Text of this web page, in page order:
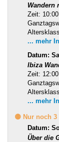
Wandern
Zeit:
... mehr
Datum:
Ibiza
Zeit:
... mehr
🟡 Nur noch
Datum:
Über die